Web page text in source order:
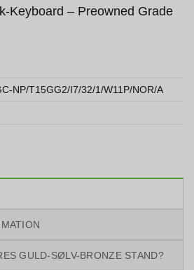
Keyboard – Preowned Grade
NP/T15GG2/I7/32/1/W11P/NOR/A
GULD-SØLV-BRONZE STAND?